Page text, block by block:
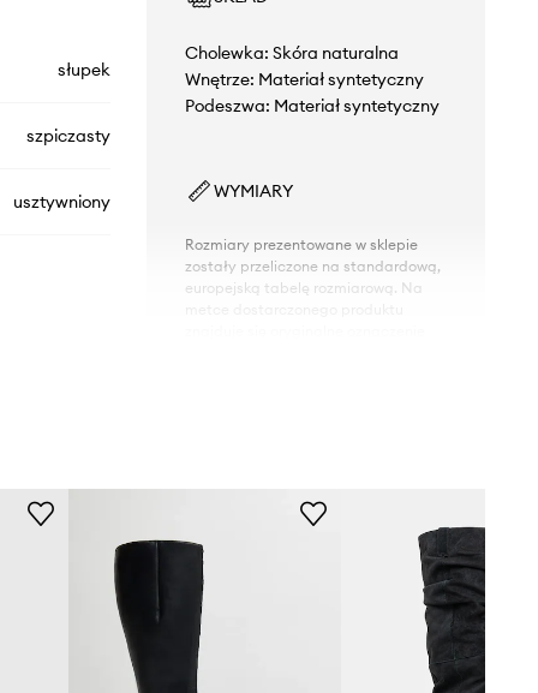
słupek
szpiczasty
usztywniony
Couture
Cholewka: Skóra naturalna
Wnętrze: Materiał syntetyczny
Podeszwa: Materiał syntetyczny
WYMIARY
Rozmiary prezentowane w sklepie
zostały przeliczone na standardową,
europejską tabelę rozmiarową. Na